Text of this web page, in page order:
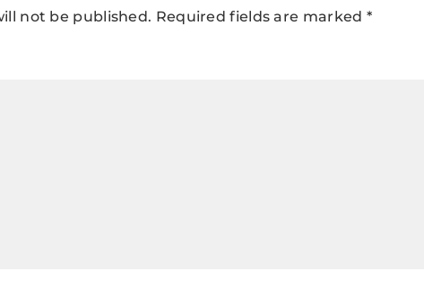
not be published. Required fields are marked *